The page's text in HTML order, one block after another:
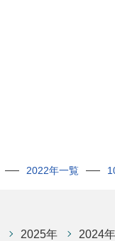
2022年一覧
2025年 2024年